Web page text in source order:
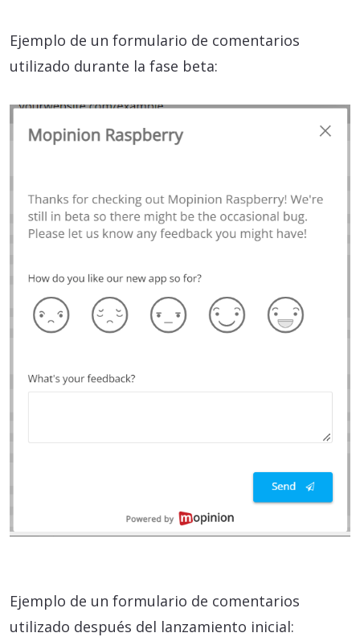
Ejemplo de un formulario de comentarios
utilizado durante la fase beta:
Ejemplo de un formulario de comentarios
utilizado después del lanzamiento inicial: